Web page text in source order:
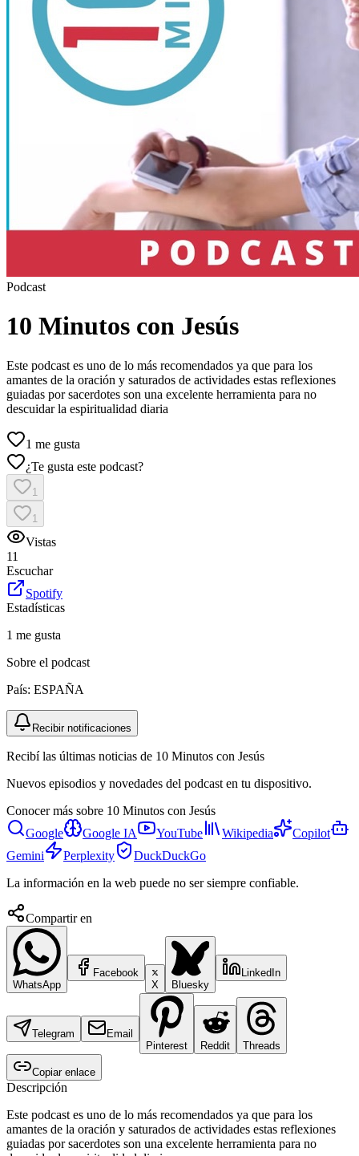
Podcast
10 Minutos con Jesús
Este podcast es uno de lo más recomendados ya que para los
amantes de la oración y saturados de actividades estas reflexiones
guiadas por sacerdotes son una excelente herramienta para no
descuidar la espiritualidad diaria
1 me gusta
¿Te gusta este podcast?
1
1
Vistas
11
Escuchar
Spotify
Estadísticas
1 me gusta
Sobre el podcast
País: ESPAÑA
Recibir notificaciones
Recibí las últimas noticias de 10 Minutos con Jesús
Nuevos episodios y novedades del podcast en tu dispositivo.
Conocer más sobre 10 Minutos con Jesús
Google
Google IA YouTube Wikipedia
Copilot
Gemini
Perplexity
DuckDuckGo
La información en la web puede no ser siempre confiable.
Compartir en
WhatsApp
Facebook
X
Bluesky
LinkedIn
Telegram
Email
Pinterest
Reddit Threads
Copiar enlace
Descripción
Este podcast es uno de lo más recomendados ya que para los
amantes de la oración y saturados de actividades estas reflexiones
guiadas por sacerdotes son una excelente herramienta para no